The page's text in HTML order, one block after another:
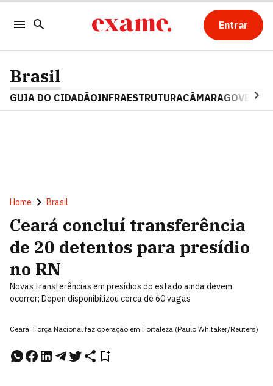
Entrar
Brasil
GUIA DO CIDADÃOINFRAESTRUTURACÂMARAGOVERNO
Home Brasil
Ceará concluí transferência
de 20 detentos para presídio
no RN
Novas transferências em presídios do estado ainda devem
ocorrer; Depen disponibilizou cerca de 60 vagas
Ceará: Força Nacional faz operação em Fortaleza (Paulo Whitaker/Reuters)